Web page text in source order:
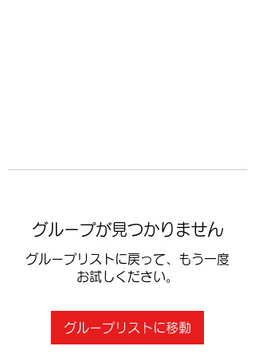
グループが見つかりません
グループリストに戻って、もう一度
お試しください。
グループリストに移動